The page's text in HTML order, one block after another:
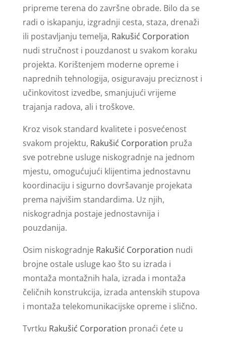
pripreme terena do završne obrade. Bilo da se
radi o iskapanju, izgradnji cesta, staza, drenaži
ili postavljanju temelja, Rakušić Corporation
nudi stručnost i pouzdanost u svakom koraku
projekta. Korištenjem moderne opreme i
naprednih tehnologija, osiguravaju preciznost i
učinkovitost izvedbe, smanjujući vrijeme
trajanja radova, ali i troškove.
Kroz visok standard kvalitete i posvećenost
svakom projektu, Rakušić Corporation pruža
sve potrebne usluge niskogradnje na jednom
mjestu, omogućujući klijentima jednostavnu
koordinaciju i sigurno dovršavanje projekata
prema najvišim standardima. Uz njih,
niskogradnja postaje jednostavnija i
pouzdanija.
Osim niskogradnje Rakušić Corporation nudi
brojne ostale usluge kao što su izrada i
montaža montažnih hala, izrada i montaža
čeličnih konstrukcija, izrada antenskih stupova
i montaža telekomunikacijske opreme i slično.
Tvrtku Rakušić Corporation pronaći ćete u